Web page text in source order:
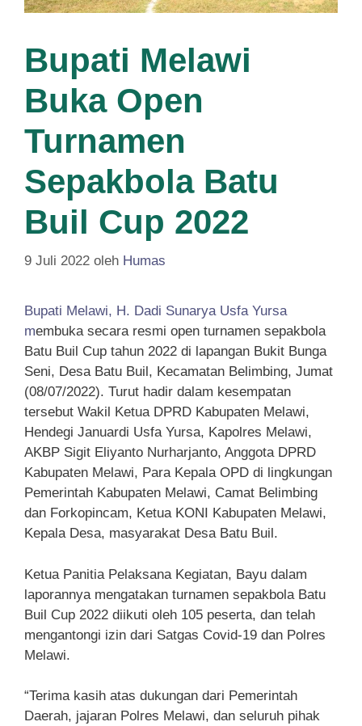
Bupati Melawi
Buka Open
Turnamen
Sepakbola Batu
Buil Cup 2022
9 Juli 2022 oleh Humas
Bupati Melawi, H. Dadi Sunarya Usfa Yursa
membuka secara resmi open turnamen sepakbola
Batu Buil Cup tahun 2022 di lapangan Bukit Bunga
Seni, Desa Batu Buil, Kecamatan Belimbing, Jumat
(08/07/2022). Turut hadir dalam kesempatan
tersebut Wakil Ketua DPRD Kabupaten Melawi,
Hendegi Januardi Usfa Yursa, Kapolres Melawi,
AKBP Sigit Eliyanto Nurharjanto, Anggota DPRD
Kabupaten Melawi, Para Kepala OPD di lingkungan
Pemerintah Kabupaten Melawi, Camat Belimbing
dan Forkopincam, Ketua KONI Kabupaten Melawi,
Kepala Desa, masyarakat Desa Batu Buil.
Ketua Panitia Pelaksana Kegiatan, Bayu dalam
laporannya mengatakan turnamen sepakbola Batu
Buil Cup 2022 diikuti oleh 105 peserta, dan telah
mengantongi izin dari Satgas Covid-19 dan Polres
Melawi.
“Terima kasih atas dukungan dari Pemerintah
Daerah, jajaran Polres Melawi, dan seluruh pihak